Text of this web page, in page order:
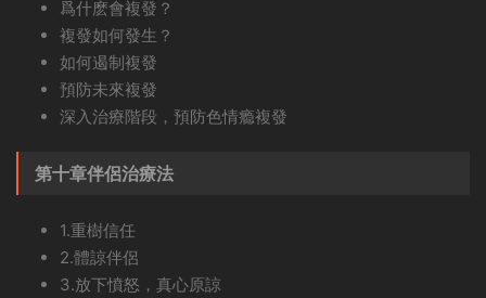
爲什麽會複發？
複發如何發生？
如何遏制複發
預防未來複發
深入治療階段，預防色情瘾複發
第十章伴侶治療法
1.重樹信任
2.體諒伴侶
3.放下憤怒，真心原諒